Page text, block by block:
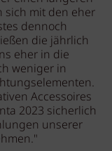
sich mit den eher
dennoch
die jährlich
eher in die
weniger in
Accessoires
2023 sicherlich
unserer